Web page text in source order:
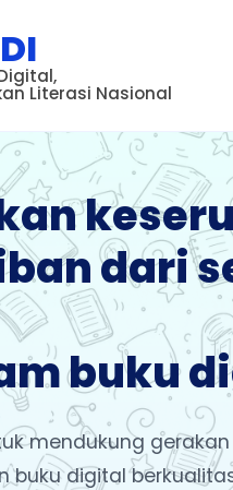
Literasi Nasional
dari
buku
mendukung
buku digital